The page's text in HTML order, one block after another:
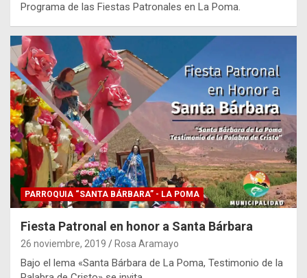
Programa de las Fiestas Patronales en La Poma.
PARROQUIA “SANTA BÁRBARA” - LA POMA
Fiesta Patronal en honor a Santa Bárbara
26 noviembre, 2019 Rosa Aramayo
Bajo el lema «Santa Bárbara de La Poma, Testimonio de la